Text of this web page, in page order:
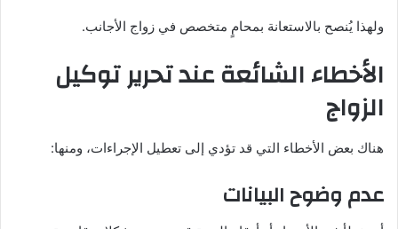
ولهذا يُنصح بالاستعانة بمحامٍ متخصص في زواج الأجانب.
الأخطاء الشائعة عند تحرير توكيل
الزواج
هناك بعض الأخطاء التي قد تؤدي إلى تعطيل الإجراءات، ومنها:
عدم وضوح البيانات